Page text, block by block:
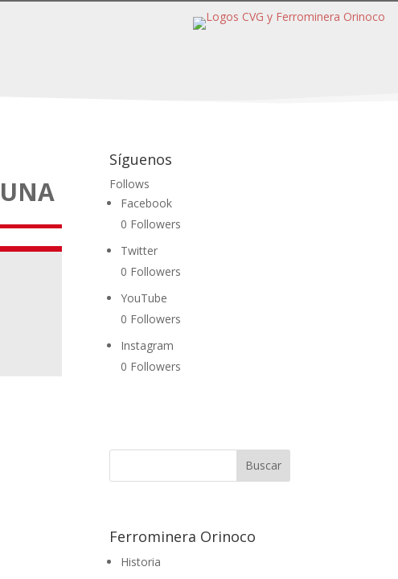
Síguenos
Follows
Facebook
0 Followers
Twitter
0 Followers
YouTube
0 Followers
Instagram
0 Followers
Ferrominera Orinoco
Historia